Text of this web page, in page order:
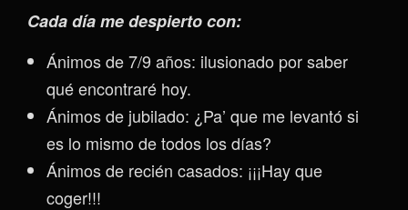
Cada día me despierto con:
Ánimos de 7/9 años: ilusionado por saber
qué encontraré hoy.
Ánimos de jubilado: ¿Pa’ que me levantó si
es lo mismo de todos los días?
Ánimos de recién casados: ¡¡¡Hay que
coger!!!